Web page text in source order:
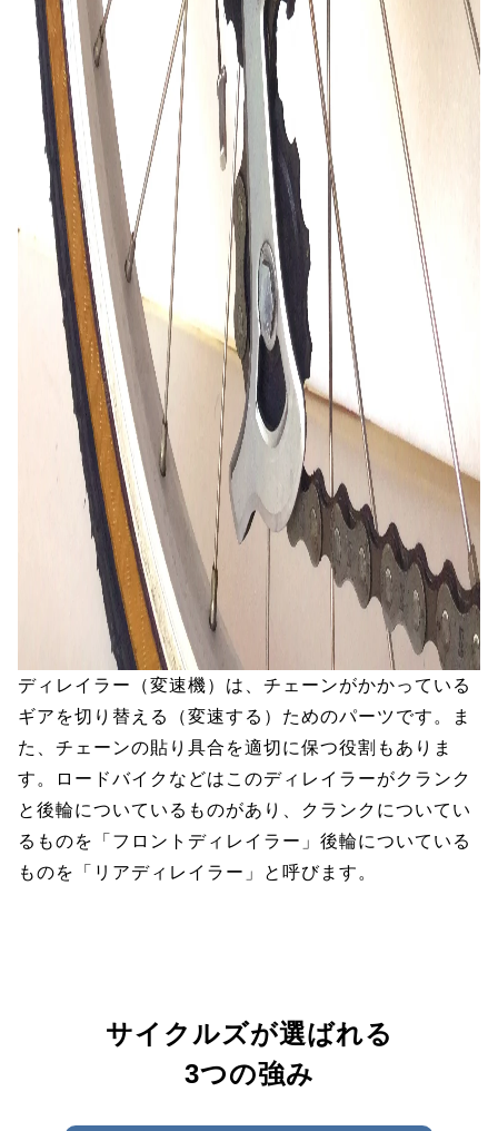
ディレイラー（変速機）は、チェーンがかかっている
ギアを切り替える（変速する）ためのパーツです。ま
た、チェーンの貼り具合を適切に保つ役割もありま
す。ロードバイクなどはこのディレイラーがクランク
と後輪についているものがあり、クランクについてい
るものを「フロントディレイラー」後輪についている
ものを「リアディレイラー」と呼びます。
サイクルズが選ばれる
3つの強み